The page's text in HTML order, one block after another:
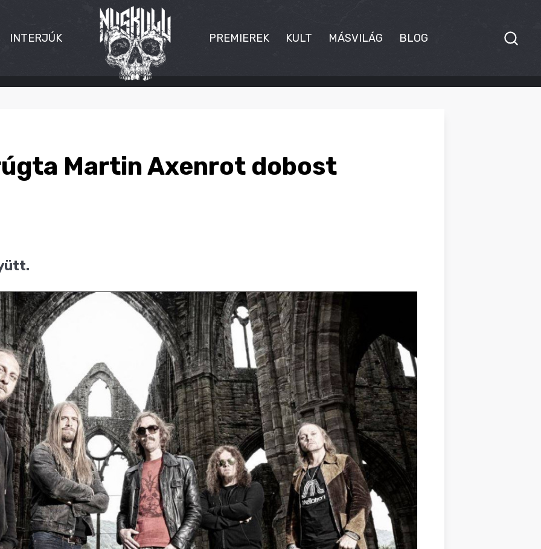
INTERJÚK PREMIEREK KULT MÁSVILÁG BLOG
Martin Axenrot dobost